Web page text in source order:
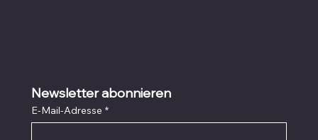
Newsletter abonnieren
E-Mail-Adresse *